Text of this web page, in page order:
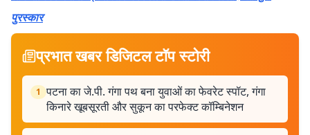
पुरस्कार
प्रभात खबर डिजिटल टॉप स्टोरी
1 पटना का जे.पी. गंगा पथ बना युवाओं का फेवरेट स्पॉट, गंगा
किनारे खूबसूरती और सुकून का परफेक्ट कॉम्बिनेशन